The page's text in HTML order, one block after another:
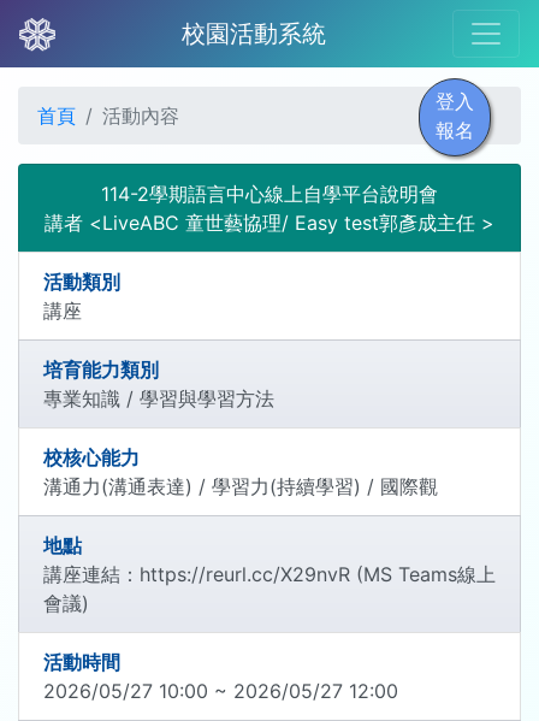
校園活動系統
首頁 活動內容
登入
報名
114-2學期語言中心線上自學平台說明會
講者 <LiveABC 童世藝協理/ Easy test郭彥成主任 >
活動類別
講座
培育能力類別
專業知識 / 學習與學習方法
校核心能力
溝通力(溝通表達) / 學習力(持續學習) / 國際觀
地點
講座連結：https://reurl.cc/X29nvR (MS Teams線上
會議)
活動時間
2026/05/27 10:00 ~ 2026/05/27 12:00